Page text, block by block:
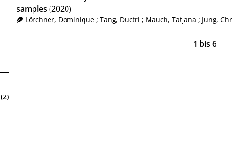
(2)
samples (2020)
Lörchner, Dominique ;Tang, Ductri ; Mauch, Tatjana ; Jung,
1 bis6